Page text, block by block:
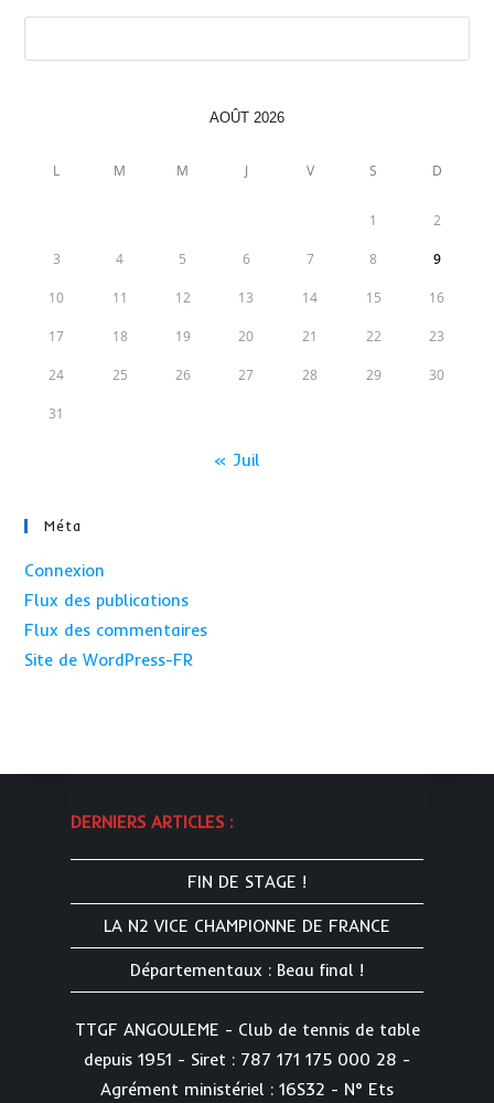
AOÛT 2026
L M M J V S D
1 2
3 4 5 6 7 8 9
10 11 12 13 14 15 16
17 18 19 20 21 22 23
24 25 26 27 28 29 30
31
« Juil
Méta
Connexion
Flux des publications
Flux des commentaires
Site de WordPress-FR
DERNIERS ARTICLES :
FIN DE STAGE !
LA N2 VICE CHAMPIONNE DE FRANCE
Départementaux : Beau final !
TTGF ANGOULEME - Club de tennis de table
depuis 1951 - Siret : 787 171 175 000 28 -
Agrément ministériel : 16S32 - N° Ets